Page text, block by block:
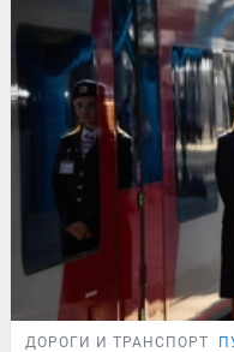
ДОРОГИ И ТРАНСПОРТ